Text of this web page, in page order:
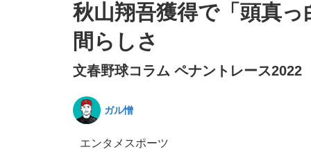
「敗因分析は一切聞かれなかった」侍ジャ
キングの誕生を、目撃せよ。
秋山翔吾獲得で「頭真
間らしさ
文春野球コラム ペナントレース2022
ガル憎
エンタメ スポーツ